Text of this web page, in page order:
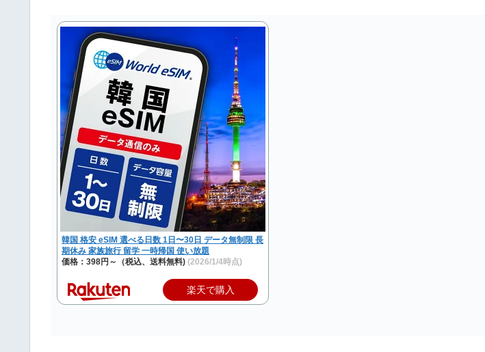
韓国 格安 eSIM 選べる日数 1日〜30日 データ無制限 長
期休み 家族旅行 留学 一時帰国 使い放題
価格：398円～（税込、送料無料) (2026/1/4時点)
楽天で購入